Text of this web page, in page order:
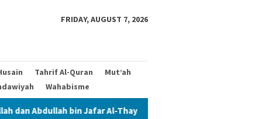
FRIDAY, AUGUST 7, 2026
Tahrif Al-Quran
Mut’ah
Wahabisme
Al-Thayyar Siapa Ahlul Bait dalam Riwayat Abu Al-